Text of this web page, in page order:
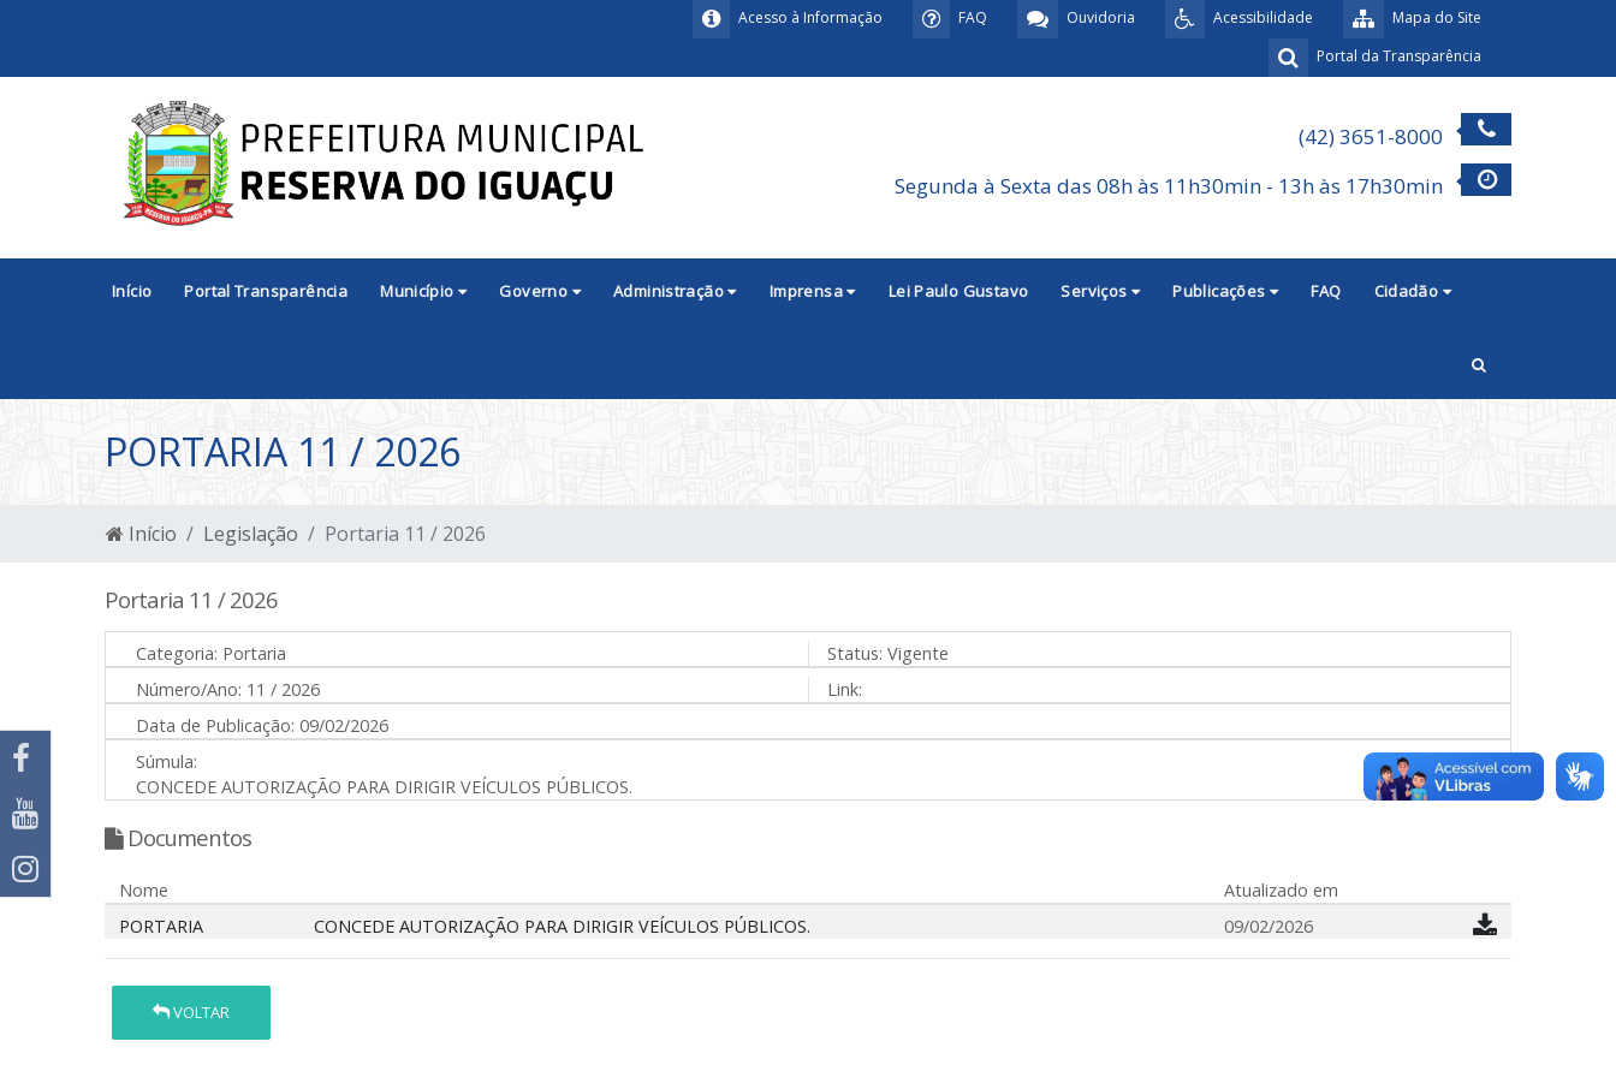
Mapa do Site
Acessibilidade
Ouvidoria
FAQ
Acesso à Informação
Portal da Transparência
(42) 3651-8000
Segunda à Sexta das 08h às 11h30min - 13h às 17h30min
Início Portal Transparência Município Governo Administração Imprensa Lei Paulo Gustavo Serviços Publicações FAQ Cidadão
PORTARIA 11 / 2026
Início Legislação Portaria 11 / 2026
Portaria 11 / 2026
Categoria: Portaria Status: Vigente
Número/Ano: 11 / 2026
Link:
Data de Publicação: 09/02/2026
Súmula:
CONCEDE AUTORIZAÇÃO PARA DIRIGIR VEÍCULOS PÚBLICOS.
Documentos
Nome
Atualizado em
PORTARIA
CONCEDE AUTORIZAÇÃO PARA DIRIGIR VEÍCULOS PÚBLICOS. 09/02/2026
VOLTAR